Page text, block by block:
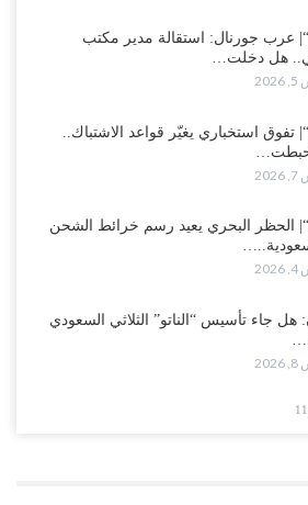
عرب جورنال: استقالة مدير مكتب
هل دخلت…
تفوق استخباري يغيّر قواعد الاشتباك..
الحظر البحري يعيد رسم خرائط الشحن
هل جاء تأسيس “الناتو” الثلاثي السعودي